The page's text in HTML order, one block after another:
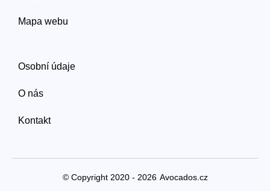
Mapa webu
Osobní údaje
O nás
Kontakt
© Copyright 2020 - 2026 Avocados.cz